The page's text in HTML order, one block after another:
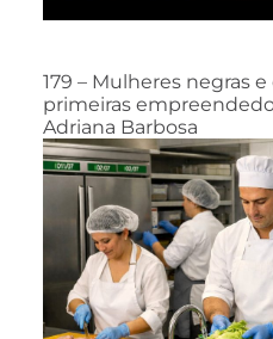
179 – Mulheres negras
primeiras
Adriana Barbosa